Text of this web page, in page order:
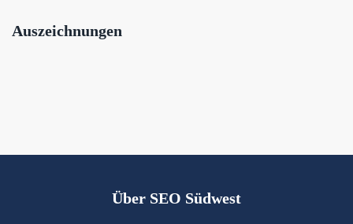
Auszeichnungen
Über SEO Südwest